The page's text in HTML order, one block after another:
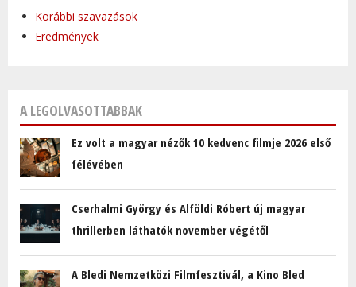
Korábbi szavazások
Eredmények
A LEGOLVASOTTABBAK
Ez volt a magyar nézők 10 kedvenc filmje 2026 első
félévében
Cserhalmi György és Alföldi Róbert új magyar
thrillerben láthatók november végétől
A Bledi Nemzetközi Filmfesztivál, a Kino Bled